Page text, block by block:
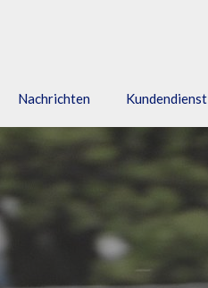
Nachrichten Kundendienst